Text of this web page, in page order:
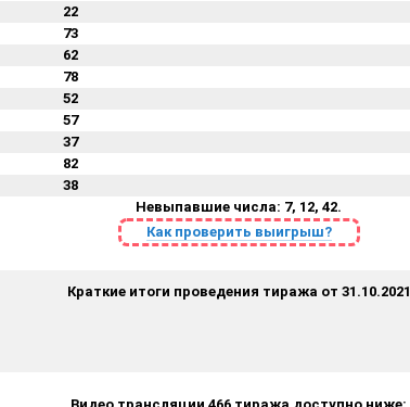
Невыпавшие числа: 7, 12, 42.
Как проверить выигрыш?
22
73
62
78
52
57
37
82
38
Краткие итоги проведения тиража от 31.10.2021